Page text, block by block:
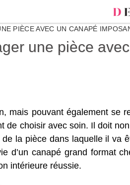
PIÈCE AVEC UN CANAPÉ
une pièce
mais pouvant également se
de choisir avec soin. Il doit
la pièce dans laquelle il va
d’un canapé grand format
intérieure réussie.